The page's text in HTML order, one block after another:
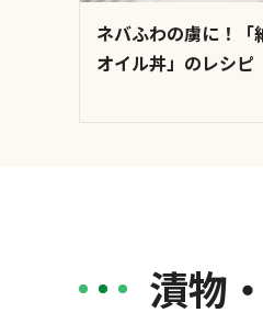
ネバふわの虜に！「
オイル丼」のレシピ
漬物